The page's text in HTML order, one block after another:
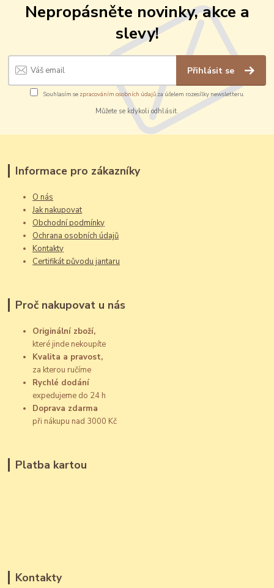
Nepropásněte novinky, akce a
slevy!
Přihlásit se
Souhlasím se zpracováním osobních údajůza účelem rozesílky newsletteru.
Můžete se kdykoli odhlásit.
Informace pro zákazníky
O nás
Jak nakupovat
Obchodní podmínky
Ochrana osobních údajů
Kontakty
Certifikát původu jantaru
Proč nakupovat u nás
Originální zboží,
které jinde nekoupíte
Kvalita a pravost,
za kterou ručíme
Rychlé dodání
expedujeme do 24 h
Doprava zdarma
při nákupu nad 3000 Kč
Platba kartou
Kontakty